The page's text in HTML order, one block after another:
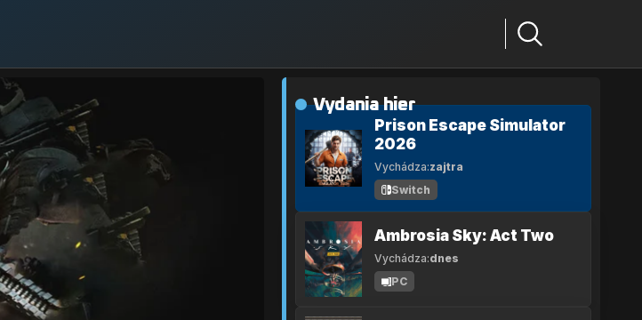
Vydania hier
Prison Escape Simulator
2026
Vychádza:zajtra
Switch
Ambrosia Sky: Act Two
Vychádza:dnes
PC